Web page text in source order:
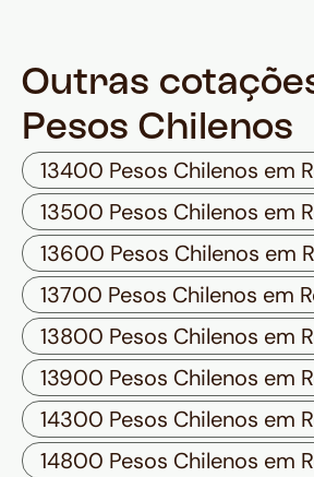
Outras
Pesos Chilenos
13400 Pesos Chilenos em
13500 Pesos Chilenos em
13600 Pesos Chilenos em
13700 Pesos Chilenos em
13800 Pesos Chilenos em
13900 Pesos Chilenos em
14300 Pesos Chilenos em
14800 Pesos Chilenos em